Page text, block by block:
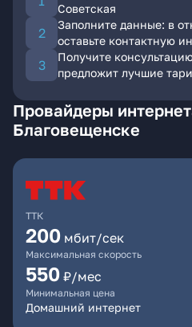
Советская
Заполните данные: в
оставьте контактную
Получите
предложит лучшие
Провайдеры
Благовещенске
ТТК
200 мбит/сек
Максимальная скорость
550 ₽/мес
Минимальная цена
Домашний интернет